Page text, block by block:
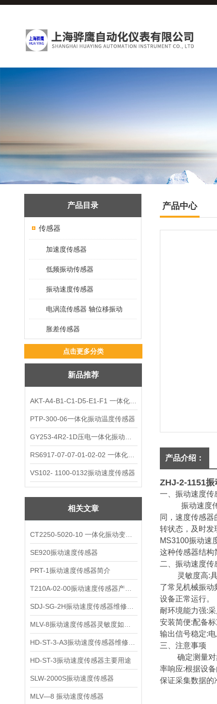
产品目录
传感器
加速度传感器
低频振动传感器
振动速度传感器
电涡流传感器 轴位移振动
胀差传感器
点击更多分类
新品推荐
PTP-300-06一体化振动温度传感器
VS102- 1100-0132振动速度传感器
相关文章
SE920振动速度传感器
PRT-1振动速度传感器简介
HD-ST-3振动速度传感器主要用途
SLW-2000S振动速度传感器
MLV—8 振动速度传感器
产品中心
产品介绍：
ZHJ-2-1151振
一、振动速度传
振动速度传感
同，速度传感
转状态，及时发
MS3100振动速
这种传感器结构
二、振动速度
灵敏度高:具有
了常见机械振
设备正常运行。
耐环境能力强:
安装简便:配备
输出信号稳定:
三、注意事项
确定测量对象
率响应:根据设
保证采集数据的